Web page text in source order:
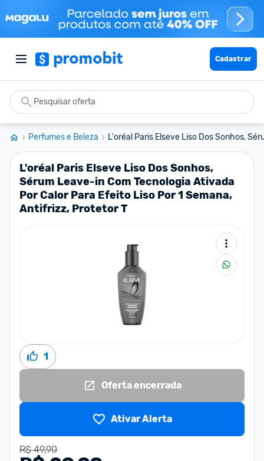
Cadastrar
Perfumes e Beleza L'oréal Paris Elseve Liso Dos Sonhos,
L'oréal Paris Elseve Liso Dos Sonhos,
Sérum Leave-in Com Tecnologia Ativada
Por Calor Para Efeito Liso Por 1 Semana,
Antifrizz, Protetor T
1
Oferta encerrada
Ativar Alerta
R$ 49,90